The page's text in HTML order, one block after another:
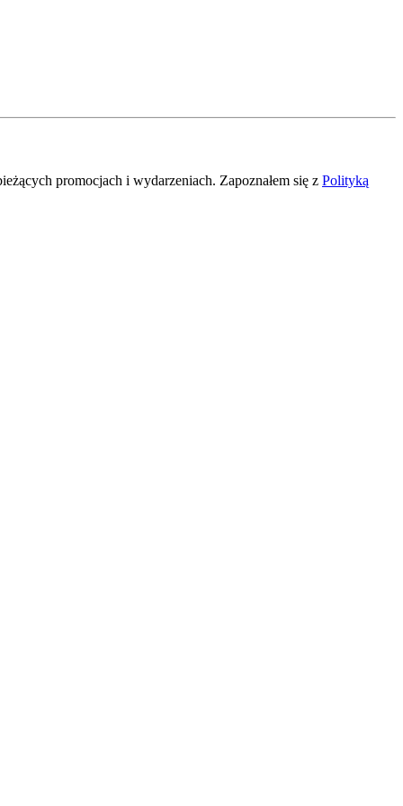
promocjach i wydarzeniach. Zapoznałem się z Polityką